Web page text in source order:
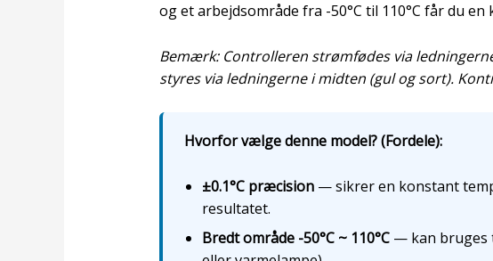
og et arbejdsområde fra -50°C til 110°C får du
Bemærk: Controlleren strømfødes via
styres via ledningerne i midten (gul og sort).
Hvorfor vælge denne model? (Fordele):
±0.1°C præcision— sikrer en konstant
resultatet.
Bredt område -50°C ~ 110°C— kan bruges